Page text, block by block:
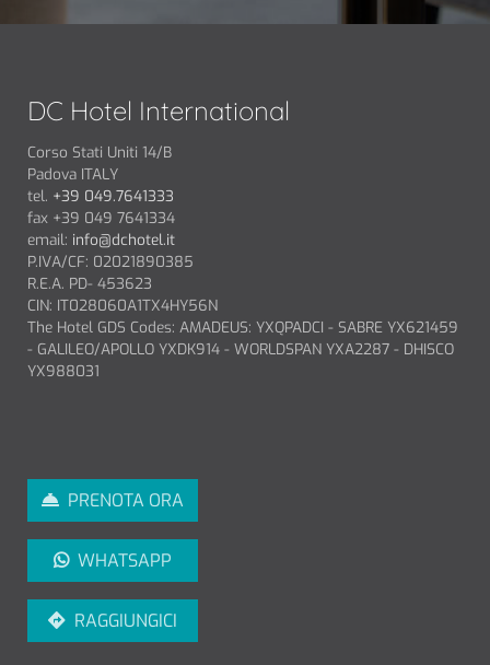
DC Hotel International
Corso Stati Uniti 14/B
Padova ITALY
tel. +39 049.7641333
fax +39 049 7641334
email: info@dchotel.it
P.IVA/CF: 02021890385
R.E.A. PD- 453623
CIN: IT028060A1TX4HY56N
The Hotel GDS Codes: AMADEUS: YXQPADCI - SABRE YX621459
- GALILEO/APOLLO YXDK914 - WORLDSPAN YXA2287 - DHISCO
YX988031
PRENOTA ORA
WHATSAPP
RAGGIUNGICI